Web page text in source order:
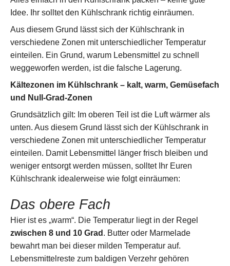
Idee. Ihr solltet den Kühlschrank richtig einräumen.
Aus diesem Grund lässt sich der Kühlschrank in
verschiedene Zonen mit unterschiedlicher Temperatur
einteilen. Ein Grund, warum Lebensmittel zu schnell
weggeworfen werden, ist die falsche Lagerung.
Kältezonen im Kühlschrank – kalt, warm, Gemüsefach
und Null-Grad-Zonen
Grundsätzlich gilt: Im oberen Teil ist die Luft wärmer als
unten. Aus diesem Grund lässt sich der Kühlschrank in
verschiedene Zonen mit unterschiedlicher Temperatur
einteilen. Damit Lebensmittel länger frisch bleiben und
weniger entsorgt werden müssen, solltet Ihr Euren
Kühlschrank idealerweise wie folgt einräumen:
Das obere Fach
Hier ist es „warm“. Die Temperatur liegt in der Regel
zwischen 8 und 10 Grad . Butter oder Marmelade
bewahrt man bei dieser milden Temperatur auf.
Lebensmittelreste zum baldigen Verzehr gehören